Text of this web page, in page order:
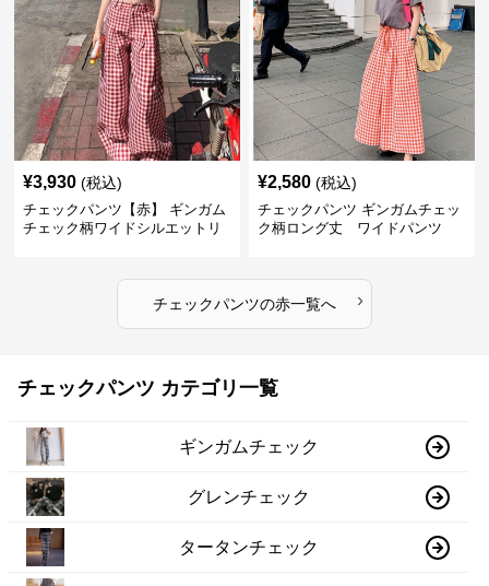
¥3,930 (税込)
チェックパンツ【赤】 ギンガム
チェック柄ワイドシルエットリ
¥2,580 (税込)
チェックパンツ ギンガムチェッ
ク柄ロング丈 ワイドパンツ
チェックパンツの赤一覧へ ›
チェックパンツ カテゴリ一覧
ギンガムチェック
グレンチェック
タータンチェック